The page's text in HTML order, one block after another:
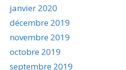
janvier 2020
décembre 2019
novembre 2019
octobre 2019
septembre 2019